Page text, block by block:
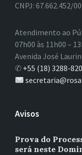
CNPJ: 67.662.452/
Atendimento ao
07h00 às 11h00 –
Avenida José
✆ +55 (18) 3288-
Avisos
Prova do
será neste